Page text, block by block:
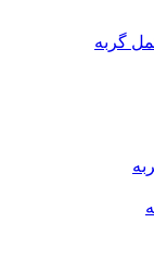
گربه